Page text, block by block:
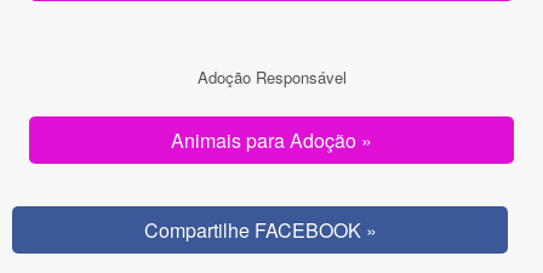
Adoção Responsável
Animais para Adoção »
Compartilhe FACEBOOK »